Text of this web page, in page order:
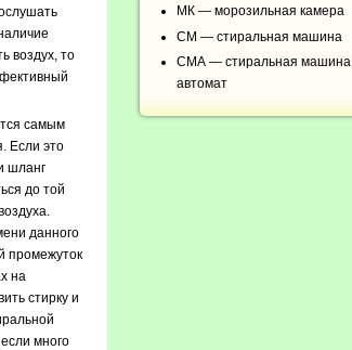
воздух, то
самым
Если это
шланг
до той
данного
промежуток
на
стирку и
много
МК — морозильная камера
СМ — стиральная машина
СМА — стиральная машина
автомат